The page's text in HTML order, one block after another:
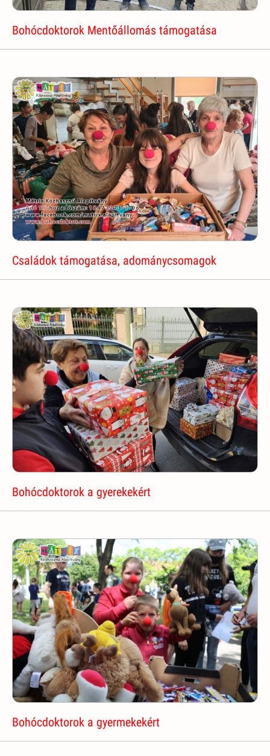
Bohócdoktorok Mentőállomás támogatása
Családok támogatása, adománycsomagok
Bohócdoktorok a gyerekekért
Bohócdoktorok a gyermekekért